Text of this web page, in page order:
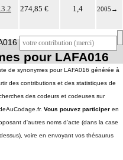
274,85 € 1,4 2005 →
pour LAFA016
de synonymes pour LAFA016 générée à
des contributions et des statistiques de
des codeurs et codeuses sur
Vous pouvez participer en
d'autres noms d'acte (dans la case
voire en envoyant vos thésaurus